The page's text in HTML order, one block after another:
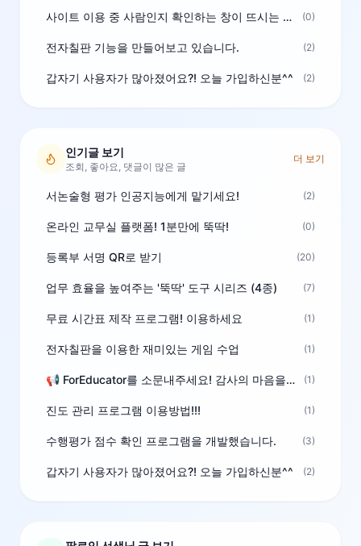
사이트 이용 중 사람인지 확인하는 창이 뜨시는 분은 알려주세요 (0)
전자칠판 기능을 만들어보고 있습니다. (2)
갑자기 사용자가 많아졌어요?! 오늘 가입하신분^^ (2)
인기글 보기
조회, 좋아요, 댓글이 많은 글
더 보기
서논술형 평가 인공지능에게 맡기세요! (2)
온라인 교무실 플랫폼! 1분만에 뚝딱! (0)
등록부 서명 QR로 받기 (20)
업무 효율을 높여주는 '뚝딱' 도구 시리즈 (4종) (7)
무료 시간표 제작 프로그램! 이용하세요 (1)
전자칠판을 이용한 재미있는 게임 수업 (1)
📢 ForEducator를 소문내주세요! 감사의 마음을 담은 포인트 선물 (1)
진도 관리 프로그램 이용방법!!! (1)
수행평가 점수 확인 프로그램을 개발했습니다. (3)
갑자기 사용자가 많아졌어요?! 오늘 가입하신분^^ (2)